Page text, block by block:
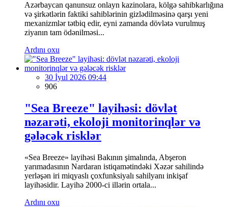
Azərbaycan qanunsuz onlayn kazinolara, kölgə sahibkarlığına
və şirkətlərin faktiki sahiblərinin gizlədilməsinə qarşı yeni
mexanizmlər tətbiq edir, eyni zamanda dövlətə vurulmuş
ziyanın tam ödənilməsi...
Ardını oxu
30 İyul 2026 09:44
906
"Sea Breeze" layihəsi: dövlət
nəzarəti, ekoloji monitorinqlər və
gələcək risklər
«Sea Breeze» layihəsi Bakının şimalında, Abşeron
yarımadasının Nardaran istiqamətindəki Xəzər sahilində
yerləşən iri miqyaslı çoxfunksiyalı sahilyanı inkişaf
layihəsidir. Layihə 2000-ci illərin ortala...
Ardını oxu